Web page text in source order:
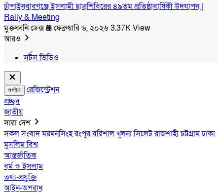
চাঁপাইনবাবগঞ্জে ইসলামী ছাত্রশিবিরের ৪৯তম প্রতিষ্ঠাবার্ষিকী উদযাপন |
Rally & Meeting
মুক্তধ্বনি ডেক্স
ফেব্রুয়ারি ৬, ২০২৬3.37K View
আরও
সর্টস ভিডিও
লগইন
রেজিস্ট্রেশন
প্রচ্ছদ
জাতীয়
সারা দেশ
সকল সংবাদময়মনসিংহরংপুরবরিশালখুলনাসিলেটরাজশাহীচট্টগ্রামঢাকা
মুসলিম বিশ্ব
আন্তর্জাতিক
ধর্ম ও ইসলাম
তথ্য-প্রযুক্তি
আইন-অপরাধ